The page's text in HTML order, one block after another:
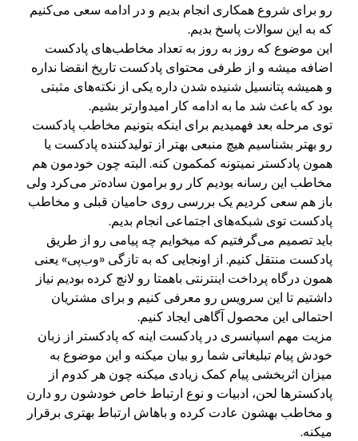
رو برای شروع همکاری انجام بدیم و در ادامه سعی می‌کنیم
که به این سوالات پاسخ بدیم.
این موضوع که روز به روز به تعداد مخاطب‌های پادکست
اضافه میشه و از طرفی محتوای پادکست تاریخ انقضا نداره
و همیشه پتانسیل شنیده شدن داره یکی از نکته‌های مثبتی
بود که باعث شد ما به ادامه کار امیدوارتر بشیم.
توی مرحله بعد فهمیدیم برای اینکه بتونیم مخاطب پادکست
رو بهتر بشناسیم هیچ منبعی بهتر از تولیدکننده پادکست یا
همون پادکستر نمیتونه کمکمون کنه. البته چون خودمون هم
مخاطب این رسانه بودیم کار رو برامون ساده‌تر می‌کرد ولی
باز هم سعی کردیم یک بررسی روی حامیان قبلی و مخاطب
پادکست توی شبکه‌های اجتماعی انجام بدیم.
باید تصمیم می‌گرفتیم که میخوایم چه پیامی رو از طریق
پادکست منتقل کنیم. از اونجایی که به تازگی «وب‌پی» یعنی
همون درگاه پرداخت اینترنتی باهمتا رو لانچ کرده بودیم نیاز
داشتیم تا این سرویس رو معرفی کنیم و برای مشتریان
احتمالی این محصول آگاهی ایجاد کنیم.
مزیت مهم اسپانسری در پادکست اینه که پادکستر از زبان
خودش پیام تبلیغاتی شما رو بیان میکنه و این موضوع به
میزان اثربخشی پیام کمک زیادی میکنه چون هر کدوم از
پادکسترها لحن، ادبیات و نوع ارتباط خاص خودشون رو دارن
و مخاطب بهشون عادت کرده و باهاش ارتباط بهتری برقرار
میکنه.